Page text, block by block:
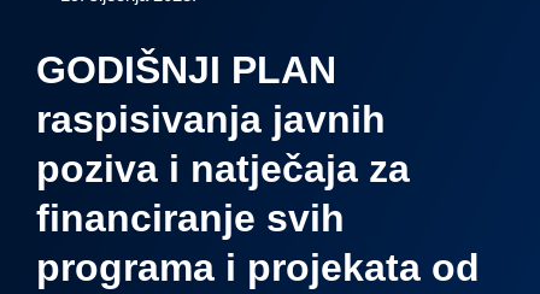
GODIŠNJI PLAN
raspisivanja javnih
poziva i natječaja za
financiranje svih
programa i projekata od